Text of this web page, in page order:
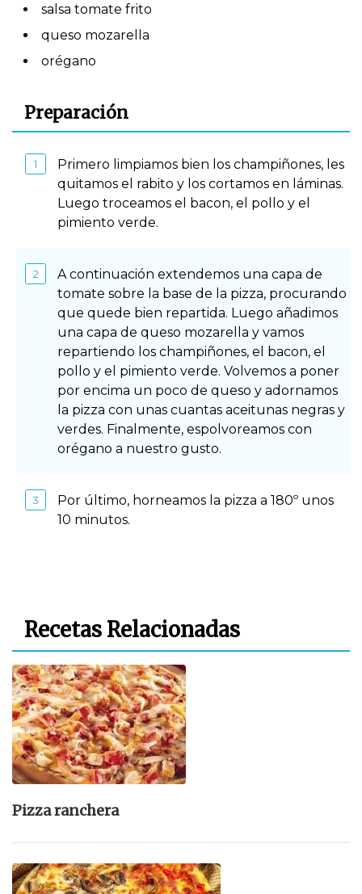
salsa tomate frito
queso mozarella
orégano
Preparación
Primero limpiamos bien los champiñones, les
quitamos el rabito y los cortamos en láminas.
Luego troceamos el bacon, el pollo y el
pimiento verde.
A continuación extendemos una capa de
tomate sobre la base de la pizza, procurando
que quede bien repartida. Luego añadimos
una capa de queso mozarella y vamos
repartiendo los champiñones, el bacon, el
pollo y el pimiento verde. Volvemos a poner
por encima un poco de queso y adornamos
la pizza con unas cuantas aceitunas negras y
verdes. Finalmente, espolvoreamos con
orégano a nuestro gusto.
Por último, horneamos la pizza a 180º unos
10 minutos.
Recetas Relacionadas
Pizza ranchera